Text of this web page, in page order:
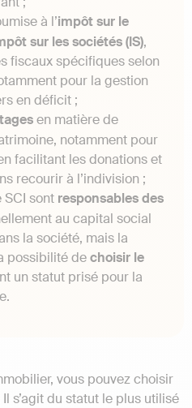
à l’impôt sur le
sur les sociétés (IS),
fiscaux spécifiques selon
pour la gestion
en déficit ;
en matière de
notamment pour
facilitant les donations et
recourir à l’indivision ;
SCI sont responsablesdes
au capital social
la société, mais la
possibilité dechoisir le
un statut prisé pour la
vous pouvez choisir
Il s’agit du statut le plus utilisé